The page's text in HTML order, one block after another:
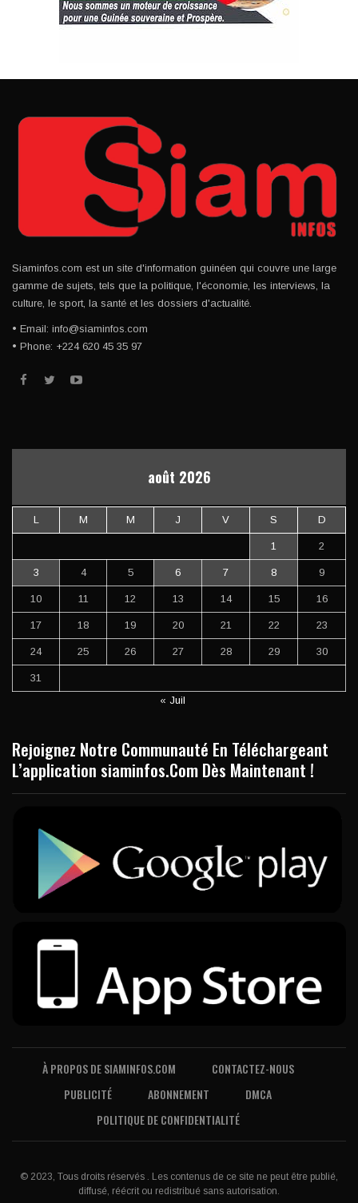
Siaminfos.com est un site d'information guinéen qui couvre une large
gamme de sujets, tels que la politique, l'économie, les interviews, la
culture, le sport, la santé et les dossiers d'actualité.
• Email: info@siaminfos.com
• Phone: +224 620 45 35 97
août 2026
L M M J V S D
1 2
3 4 5 6 7 8 9
10 11 12 13 14 15 16
17 18 19 20 21 22 23
24 25 26 27 28 29 30
31
« Juil
Rejoignez Notre Communauté En Téléchargeant
L’application siaminfos.Com Dès Maintenant !
À PROPOS DE SIAMINFOS.COM
CONTACTEZ-NOUS
PUBLICITÉ
ABONNEMENT
DMCA
POLITIQUE DE CONFIDENTIALITÉ
© 2023, Tous droits réservés . Les contenus de ce site ne peut être publié,
diffusé, réécrit ou redistribué sans autorisation.